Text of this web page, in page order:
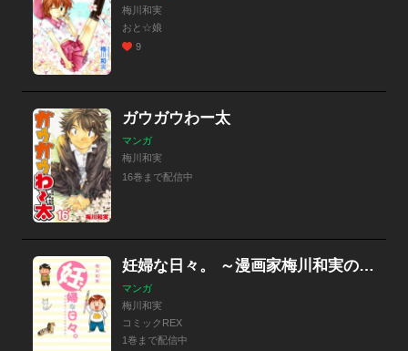
梅川和実
おと☆娘
9
ガウガウわー太
マンガ
梅川和実
16巻まで配信中
妊婦な日々。 ～漫画家梅川和実の妊娠体験記～
マンガ
梅川和実
コミックREX
1巻まで配信中